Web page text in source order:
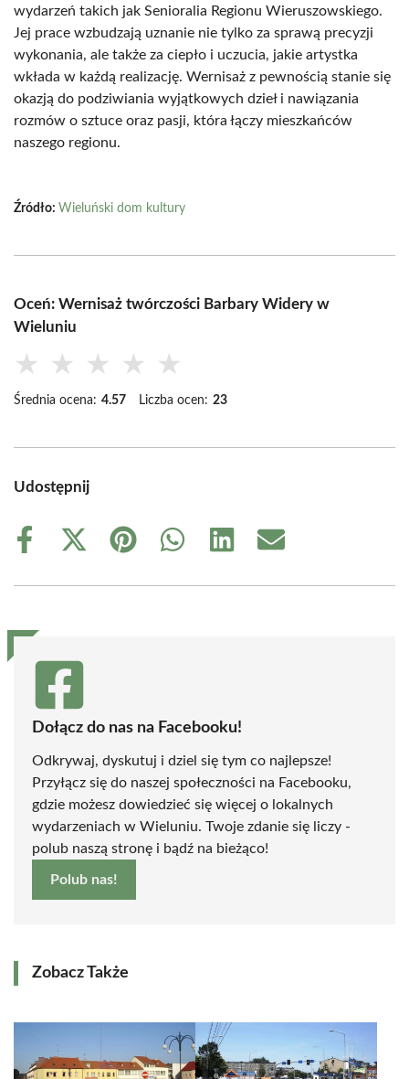
wydarzeń takich jak Senioralia Regionu Wieruszowskiego.
Jej prace wzbudzają uznanie nie tylko za sprawą precyzji
wykonania, ale także za ciepło i uczucia, jakie artystka
wkłada w każdą realizację. Wernisaż z pewnością stanie się
okazją do podziwiania wyjątkowych dzieł i nawiązania
rozmów o sztuce oraz pasji, która łączy mieszkańców
naszego regionu.
Źródło: Wieluński dom kultury
Oceń: Wernisaż twórczości Barbary Widery w
Wieluniu
★ ★ ★ ★ ★
Średnia ocena: 4.57 Liczba ocen: 23
Udostępnij
Share
Share
(Twitter)
Share
Share
Share
Share
Dołącz do nas na Facebooku!
Odkrywaj, dyskutuj i dziel się tym co najlepsze!
Przyłącz się do naszej społeczności na Facebooku,
gdzie możesz dowiedzieć się więcej o lokalnych
wydarzeniach w Wieluniu. Twoje zdanie się liczy -
polub naszą stronę i bądź na bieżąco!
Polub nas!
Zobacz Także